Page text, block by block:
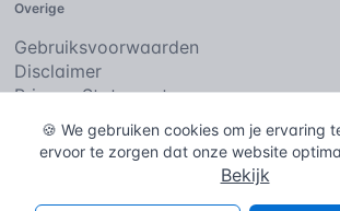
Overige
Gebruiksvoorwaarden
Disclaimer
Privacy Statement
Cookies
Copyright © 2026De
🍪 We gebruiken cookies om je ervaring
ervoor te zorgen dat onze website
Bekijk